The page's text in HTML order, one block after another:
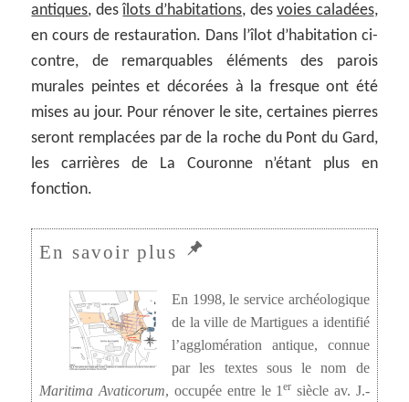
antiques, desîlots d’habitations, desvoies caladées,
en cours de restauration. Dans l’îlot d’habitation ci-
contre, de remarquables éléments des parois
murales peintes et décorées à la fresque ont été
mises au jour. Pour rénover le site, certaines pierres
seront remplacées par de la roche du Pont du Gard,
les carrières de La Couronne n’étant plus en
fonction.
En 1998, le service archéologique
de la ville de Martigues a identifié
l’agglomération antique, connue
par les textes sous le nom de
Maritima Avaticorum, occupée entre le 1er siècle av. J.-